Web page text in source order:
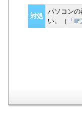
対処
パソコン
い。（ 「